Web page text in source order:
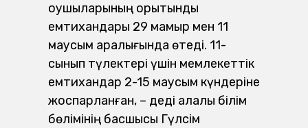
оқушыларының қорытынды
емтихандары 29 мамыр мен 11
маусым аралығында өтеді. 11-
сынып түлектері үшін мемлекеттік
емтихандар 2-15 маусым күндеріне
жоспарланған, – деді қалалық білім
бөлімінің басшысы Гүлсім